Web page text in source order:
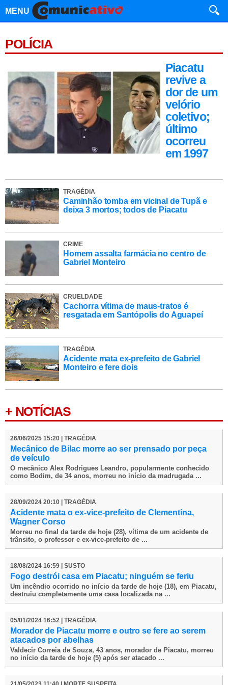
MENU
POLÍCIA
Piacatu
revive a
dor de um
velório
coletivo;
último
ocorreu
em 1997
TRAGÉDIA
Caminhão tomba em vicinal de Tupã e
deixa 3 mortos; todos de Piacatu
CRIME
Homem assalta farmácia no centro de
Gabriel Monteiro
CRUELDADE
Cachorra vítima de maus-tratos é
resgatada em Santópolis do Aguapeí
TRAGÉDIA
Acidente mata ex-prefeito de Gabriel
Monteiro e fere dois
+ NOTÍCIAS
26/06/2025 15:20 | TRAGÉDIA
Mecânico de Bilac morre ao ser prensado por peça
de veículo
O mecânico Alex Rodrigues Leandro, popularmente conhecido
como Bodim, de 34 anos, morreu no início da madrugada ...
28/09/2024 20:10 | TRAGÉDIA
Acidente mata o ex-vice-prefeito de Clementina,
Wagner Corso
Morreu no final da tarde de hoje (28), vítima de um acidente de
trânsito, o professor e ex-vice-prefeito de ...
18/08/2024 16:59 | SUSTO
Fogo destrói casa em Piacatu; ninguém se feriu
Um incêndio ocorrido no início da tarde de hoje (18), em Piacatu,
destruiu completamente uma casa localizada na ...
05/01/2024 16:52 | TRAGÉDIA
Morador de Piacatu morre e outro se fere ao serem
atacados por abelhas
Valdecir Correia de Souza, 43 anos, morador de Piacatu, morreu
no início da tarde de hoje (5) após ser atacado ...